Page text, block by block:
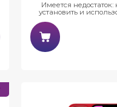
Имеется
установить и